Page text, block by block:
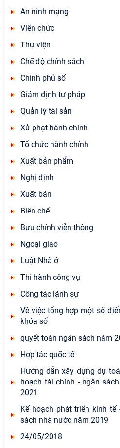
An ninh mạng
Viên chức
Thư viện
Chế độ chính sách
Chính phủ số
Giám định tư pháp
Quản lý tài sản
Xử phạt hành chính
Tổ chức hành chính
Xuất bản phẩm
Nghị định
Xuất bản
Biên chế
Bưu chính viễn thông
Ngoại giao
Luật Nhà ở
Thi hành công vụ
Công tác lãnh sự
Về việc tổng hợp một số
khóa sổ
quyết toán ngân sách năm
Hợp tác quốc tế
Hướng dẫn xây dựng dự
hoạch tài chính - ngân
2021
Kế hoạch phát triển kinh
sách nhà nước năm 2019
24/05/2018